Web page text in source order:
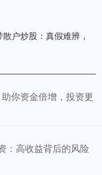
户炒股：真假难辨，
你资金倍增，投资更
：高收益背后的风险